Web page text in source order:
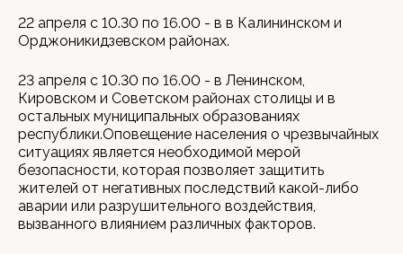
22 апреля с 10.30 по 16.00 - в в Калининском и
Орджоникидзевском районах.
23 апреля с 10.30 по 16.00 - в Ленинском,
Кировском и Советском районах столицы и в
остальных муниципальных образованиях
республики.Оповещение населения о чрезвычайных
ситуациях является необходимой мерой
безопасности, которая позволяет защитить
жителей от негативных последствий какой-либо
аварии или разрушительного воздействия,
вызванного влиянием различных факторов.